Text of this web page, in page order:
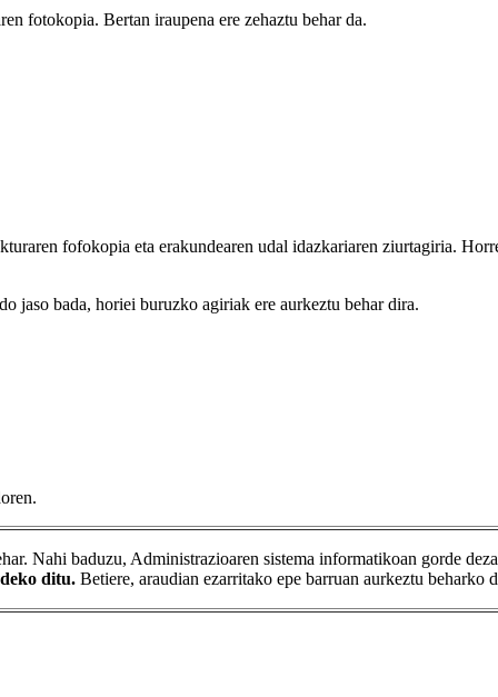
fotokopia. Bertan iraupena ere zehaztu behar da.
fofokopia eta erakundearen udal idazkariaren ziurtagiria.
jaso bada, horiei buruzko agiriak ere aurkeztu behar dira.
Nahi baduzu, Administrazioaren sistema informatikoan gorde
ditu. Betiere, araudian ezarritako epe barruan aurkeztu beharko